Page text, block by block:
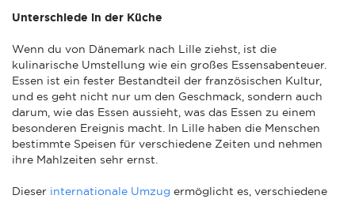
Unterschiede in der Küche
Wenn du von Dänemark nach Lille ziehst, ist die
kulinarische Umstellung wie ein großes Essensabenteuer.
Essen ist ein fester Bestandteil der französischen Kultur,
und es geht nicht nur um den Geschmack, sondern auch
darum, wie das Essen aussieht, was das Essen zu einem
besonderen Ereignis macht. In Lille haben die Menschen
bestimmte Speisen für verschiedene Zeiten und nehmen
ihre Mahlzeiten sehr ernst.
Dieser internationale Umzug ermöglicht es, verschiedene